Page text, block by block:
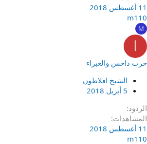
11 أغسطس 2018
m110
M
حرب داحس والغبراء
الشيخ افلاطون
5 أبريل 2018
الردود
المشاهدات
11 أغسطس 2018
m110